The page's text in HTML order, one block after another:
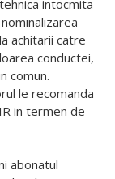
intocmita
achitarii catre
conductei,
comun.
le recomanda
in termen de
abonatul